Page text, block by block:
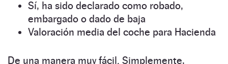
Sí, ha sido declarado como robado,
embargado o dado de baja
Valoración media del coche para Hacienda
De una manera muy fácil. Simplemente,